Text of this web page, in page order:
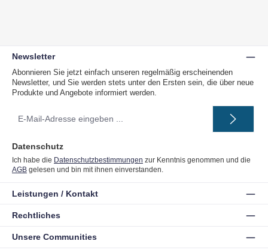
Newsletter
Abonnieren Sie jetzt einfach unseren regelmäßig erscheinenden
Newsletter, und Sie werden stets unter den Ersten sein, die über neue
Produkte und Angebote informiert werden.
Mail-
Datenschutz
Ich habe die Datenschutzbestimmungen zur Kenntnis genommen und die
AGB gelesen und bin mit ihnen einverstanden.
Unsere Communities
Leistungen / Kontakt
Rechtliches